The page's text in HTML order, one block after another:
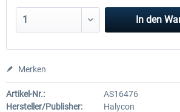
In den
Merken
Artikel-Nr.:
AS16476
Hersteller/Publisher:
Halycon